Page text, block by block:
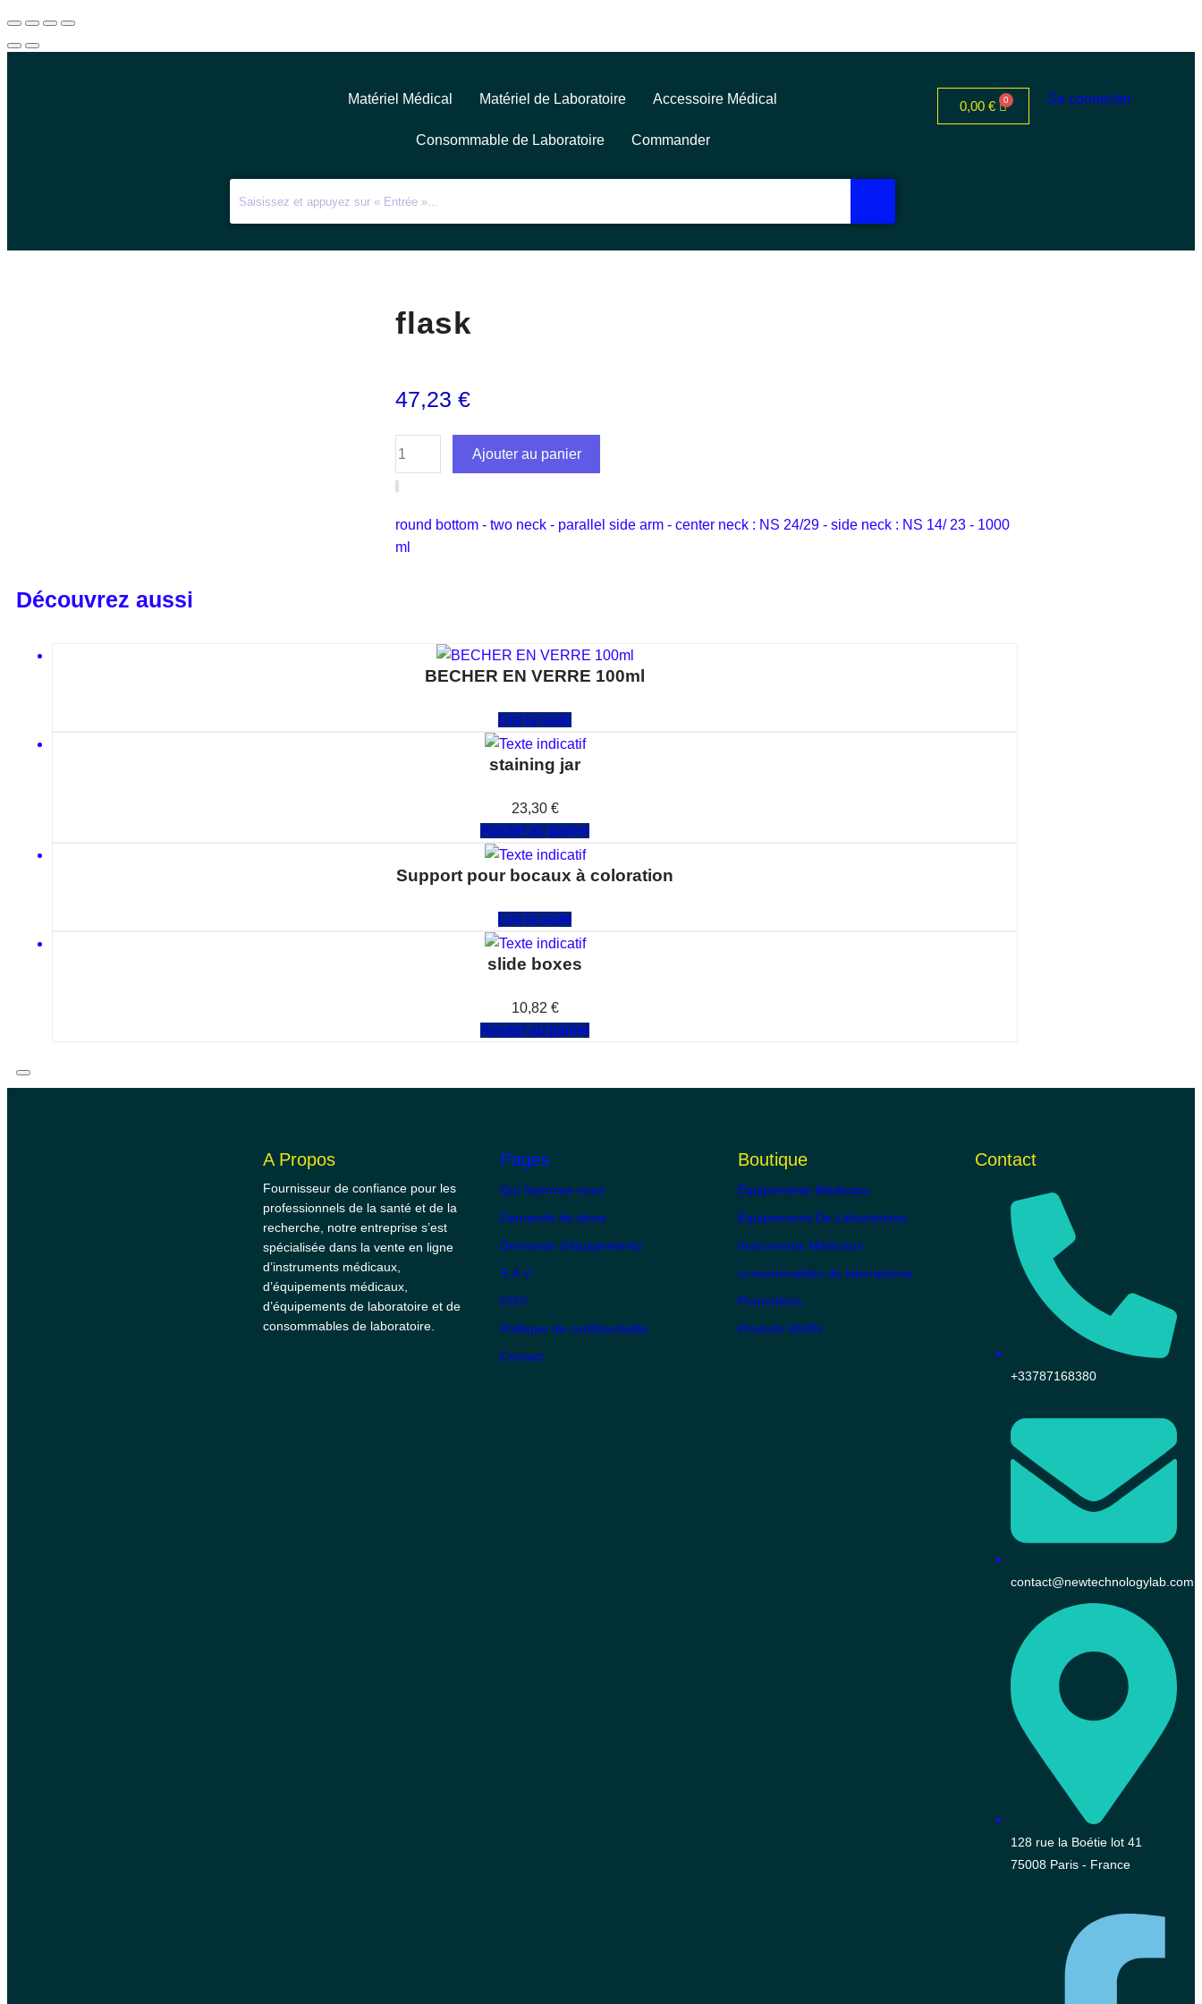
Matériel Médical Matériel de Laboratoire Accessoire Médical
Consommable de Laboratoire Commander
0,00 € Se connecter
flask
47,23€
Ajouter au panier
round bottom - two neck - parallel side arm - center neck : NS 24/29 - side neck : NS 14/ 23 - 1000
ml
Découvrez aussi
BECHER EN VERRE 100ml
Lire la suite
staining jar
23,30 €
Ajouter au panier
Support pour bocaux à coloration
Lire la suite
slide boxes
10,82 €
Ajouter au panier
A Propos
Fournisseur de confiance pour les
professionnels de la santé et de la
recherche, notre entreprise s’est
spécialisée dans la vente en ligne
d’instruments médicaux,
d’équipements médicaux,
d’équipements de laboratoire et de
consommables de laboratoire.
Pages
Qui Sommes nous
Demande de devis
Demande d'équipements
S.A.V
CGV
Politique de confidentialité
Contact
Boutique
Équipements Médicaux
Équipements De Laboratoires
Instruments Médicaux
consommables de laboratoires
Promotions
Produits KERN
Contact
+33787168380
contact@newtechnologylab.com
128 rue la Boétie lot 41
75008 Paris - France